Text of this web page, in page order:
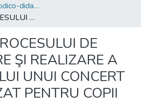
4. Materiale metodico-didactice
ETAPELE PROCESULUI DE ELABORARE ŞI REALIZARE A SCENARIULUI UNUI CONCERT TEATRALIZAT PENTRU COPII
DE
ŞI REALIZARE A
UNUI CONCERT
PENTRU COPII